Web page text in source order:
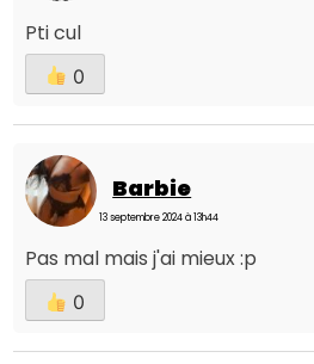
Pti cul
0
Barbie
13 septembre 2024 à 13h44
Pas mal mais j'ai mieux :p
0